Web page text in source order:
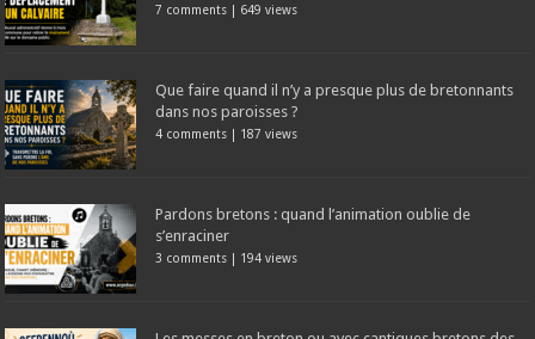
7 comments | 649 views
Que faire quand il n’y a presque plus de bretonnants
dans nos paroisses ?
4 comments | 187 views
Pardons bretons : quand l’animation oublie de
s’enraciner
3 comments | 194 views